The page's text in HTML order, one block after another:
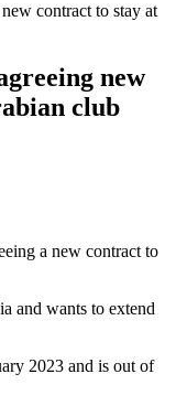
contract to stay at
new
club
a new contract to
and wants to extend
2023 and is out of